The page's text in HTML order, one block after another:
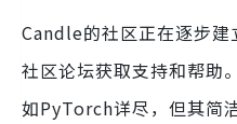
Candle的社区正在逐步
社区论坛获取支持和帮助
如PyTorch详尽，但其简